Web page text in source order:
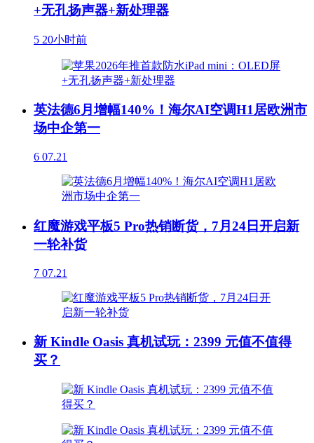
+无孔扬声器+新处理器
5 20小时前
英法德6月增幅140%！海尔AI空调H1居欧洲市
场中企第一
6 07.21
红魔游戏平板5 Pro热销断货，7月24日开启新
一轮补货
7 07.21
新 Kindle Oasis 真机试玩：2399 元值不值得
买？